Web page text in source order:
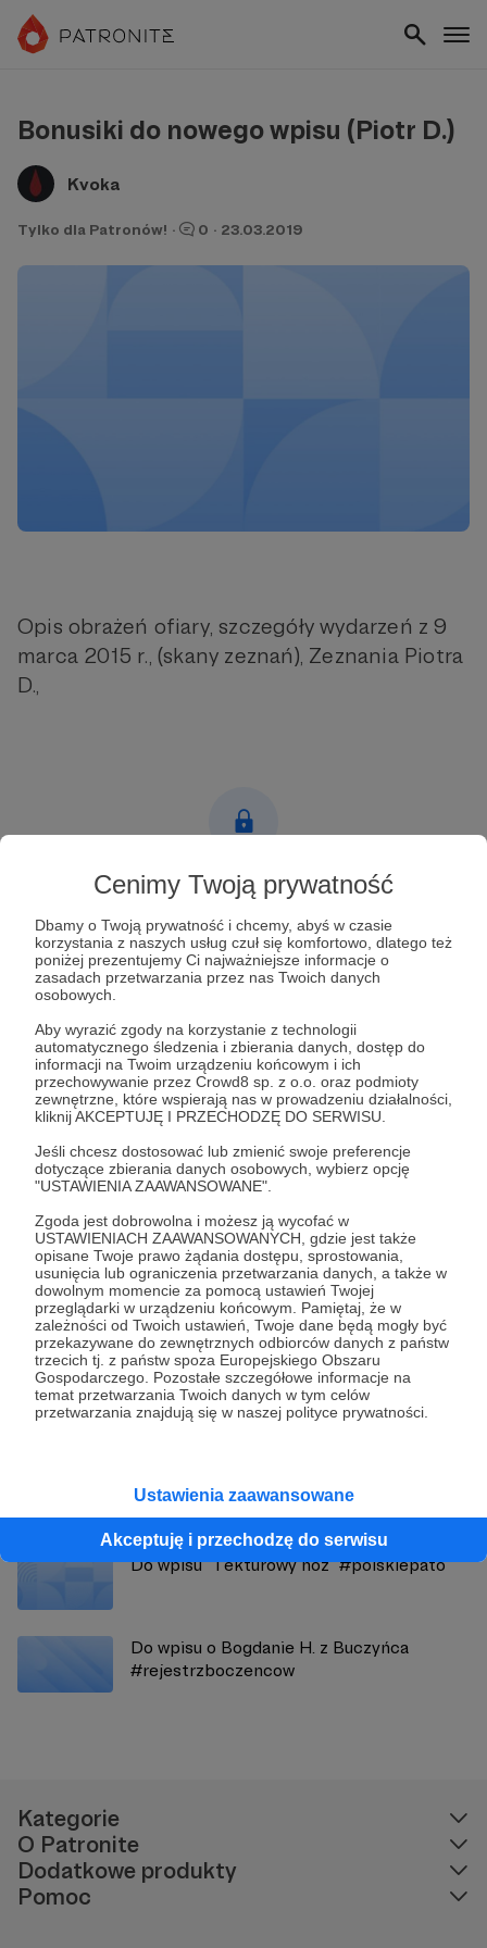
Cenimy Twoją prywatność
Dbamy o Twoją prywatność i chcemy, abyś w czasie
korzystania z naszych usług czuł się komfortowo, dlatego też
poniżej prezentujemy Ci najważniejsze informacje o
zasadach przetwarzania przez nas Twoich danych
osobowych.
Aby wyrazić zgody na korzystanie z technologii
automatycznego śledzenia i zbierania danych, dostęp do
informacji na Twoim urządzeniu końcowym i ich
przechowywanie przez Crowd8 sp. z o.o. oraz podmioty
zewnętrzne, które wspierają nas w prowadzeniu działalności,
kliknij AKCEPTUJĘ I PRZECHODZĘ DO SERWISU.
Jeśli chcesz dostosować lub zmienić swoje preferencje
dotyczące zbierania danych osobowych, wybierz opcję
"USTAWIENIA ZAAWANSOWANE".
Zgoda jest dobrowolna i możesz ją wycofać w
USTAWIENIACH ZAAWANSOWANYCH, gdzie jest także
opisane Twoje prawo żądania dostępu, sprostowania,
usunięcia lub ograniczenia przetwarzania danych, a także w
dowolnym momencie za pomocą ustawień Twojej
przeglądarki w urządzeniu końcowym. Pamiętaj, że w
zależności od Twoich ustawień, Twoje dane będą mogły być
przekazywane do zewnętrznych odbiorców danych z państw
trzecich tj. z państw spoza Europejskiego Obszaru
Gospodarczego. Pozostałe szczegółowe informacje na
temat przetwarzania Twoich danych w tym celów
przetwarzania znajdują się w naszej polityce prywatności.
Ustawienia zaawansowane
Akceptuję i przechodzę do serwisu
Bonusiki do nowego wpisu (Piotr D.)
Kvoka
Tylko dla Patronów! · 0 · 23.03.2019
Opis obrażeń ofiary, szczegóły wydarzeń z 9
marca 2015 r., (skany zeznań), Zeznania Piotra
D.,
Post dostępny tylko dla Patronów
Aby zobaczyć ten materiał musisz być zalogowany
Zostań Patronem
Zaloguj się
Udostępnij
Kvoka
Zobacz profil autora
Zobacz również
Szynszeckiego)
Do wpisu "Tekturowy nóż" #polskiepato
Do wpisu o Bogdanie H. z Buczyńca
#rejestrzboczencow
Kategorie
O Patronite
Dodatkowe produkty
Pomoc